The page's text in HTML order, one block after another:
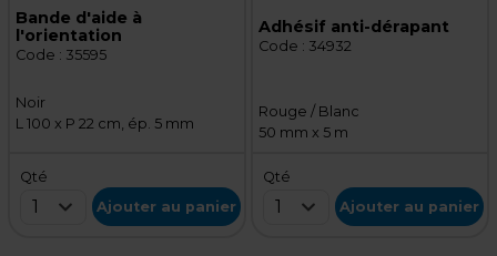
Bande d'aide à
l'orientation
Code : 35595
Noir
L 100 x P 22 cm, ép. 5 mm
Qté
1 Ajouter au panier
Adhésif anti-dérapant
Code : 34932
Rouge / Blanc
50 mm x 5 m
Qté
1 Ajouter au panier